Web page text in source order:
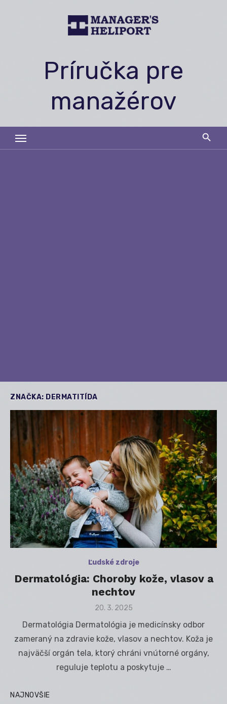
Príručka pre
manažérov
ZNAČKA: DERMATITÍDA
Ľudské zdroje
Dermatológia: Choroby kože, vlasov a
nechtov
Posted
20. 3. 2025
Dermatológia Dermatológia je medicínsky odbor
zameraný na zdravie kože, vlasov a nechtov. Koža je
najväčší orgán tela, ktorý chráni vnútorné orgány,
reguluje teplotu a poskytuje …
NAJNOVŠIE